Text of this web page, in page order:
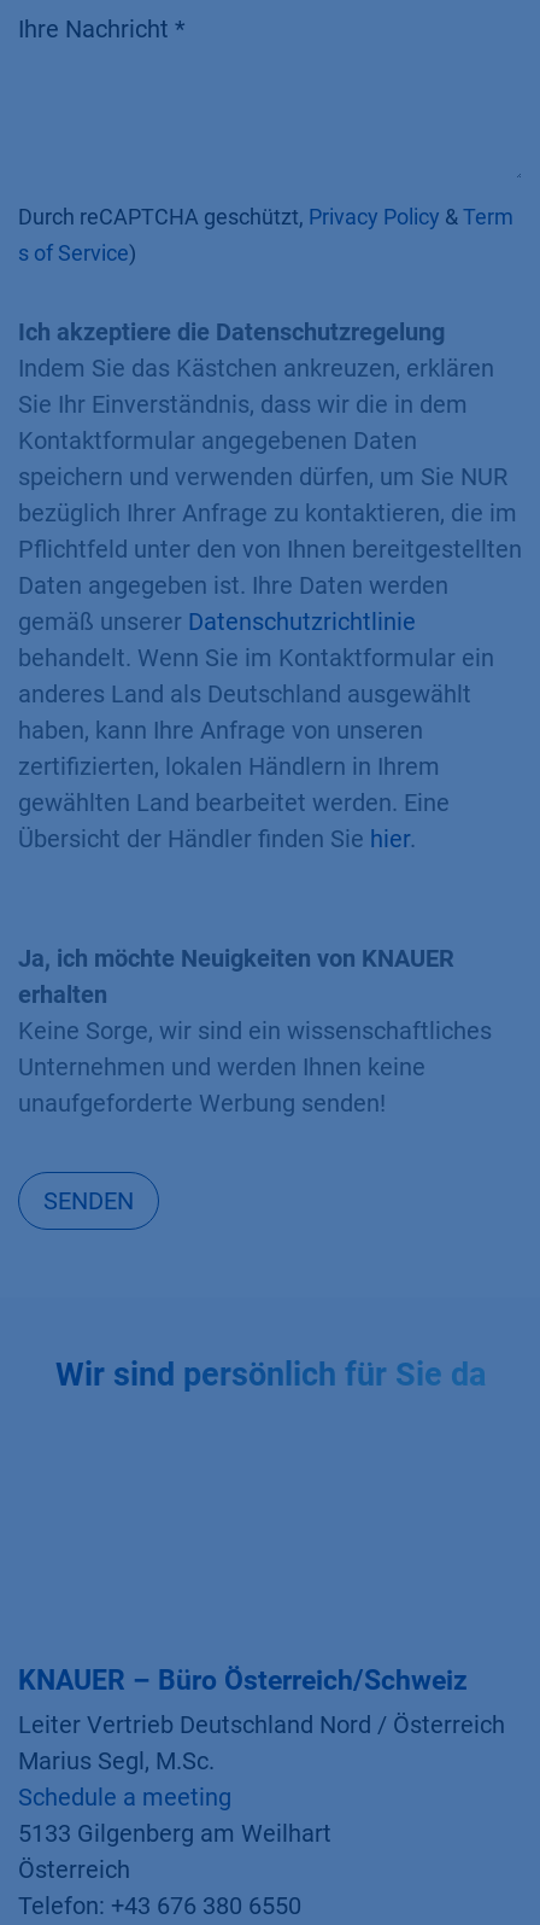
Ihre Nachricht *
Durch reCAPTCHA geschützt, Privacy Policy & Term
s of Service)
Ich akzeptiere die Datenschutzregelung
Indem Sie das Kästchen ankreuzen, erklären
Sie Ihr Einverständnis, dass wir die in dem
Kontaktformular angegebenen Daten
speichern und verwenden dürfen, um Sie NUR
bezüglich Ihrer Anfrage zu kontaktieren, die im
Pflichtfeld unter den von Ihnen bereitgestellten
Daten angegeben ist. Ihre Daten werden
gemäß unserer Datenschutzrichtlinie
behandelt. Wenn Sie im Kontaktformular ein
anderes Land als Deutschland ausgewählt
haben, kann Ihre Anfrage von unseren
zertifizierten, lokalen Händlern in Ihrem
gewählten Land bearbeitet werden. Eine
Übersicht der Händler finden Sie hier.
Ja, ich möchte Neuigkeiten von KNAUER
erhalten
Keine Sorge, wir sind ein wissenschaftliches
Unternehmen und werden Ihnen keine
unaufgeforderte Werbung senden!
SENDEN
Wir sind persönlich für Sie da
KNAUER – Büro Österreich/Schweiz
Leiter Vertrieb Deutschland Nord / Österreich
Marius Segl, M.Sc.
Schedule a meeting
5133 Gilgenberg am Weilhart
Österreich
Telefon: +43 676 380 6550